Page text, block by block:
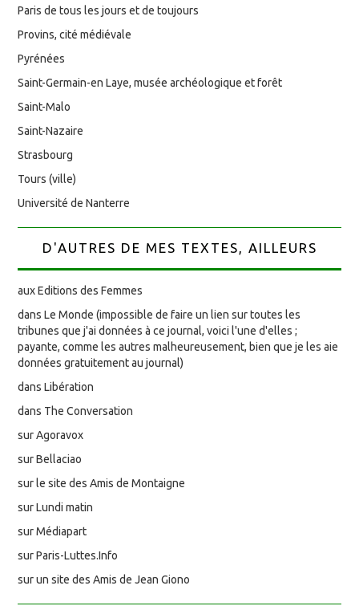
Paris de tous les jours et de toujours
Provins, cité médiévale
Pyrénées
Saint-Germain-en Laye, musée archéologique et forêt
Saint-Malo
Saint-Nazaire
Strasbourg
Tours (ville)
Université de Nanterre
D'AUTRES DE MES TEXTES, AILLEURS
aux Editions des Femmes
dans Le Monde (impossible de faire un lien sur toutes les
tribunes que j'ai données à ce journal, voici l'une d'elles ;
payante, comme les autres malheureusement, bien que je les aie
données gratuitement au journal)
dans Libération
dans The Conversation
sur Agoravox
sur Bellaciao
sur le site des Amis de Montaigne
sur Lundi matin
sur Médiapart
sur Paris-Luttes.Info
sur un site des Amis de Jean Giono